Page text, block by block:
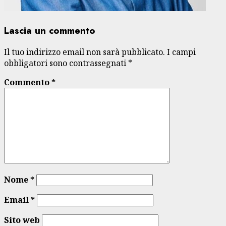
Lascia un commento
Il tuo indirizzo email non sarà pubblicato. I campi
obbligatori sono contrassegnati *
Commento*
Nome*
Email*
Sito web